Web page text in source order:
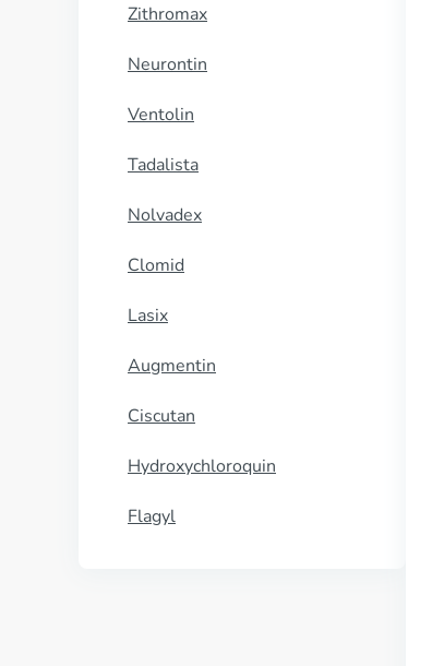
Zithromax
Neurontin
Ventolin
Tadalista
Nolvadex
Clomid
Lasix
Augmentin
Ciscutan
Hydroxychloroquin
Flagyl